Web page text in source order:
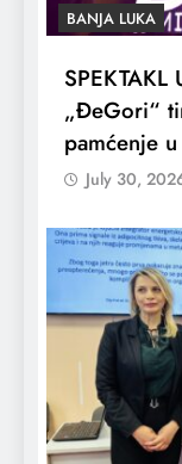
BANJA LUKA
„ĐeGori“
pamćenje
July 30,